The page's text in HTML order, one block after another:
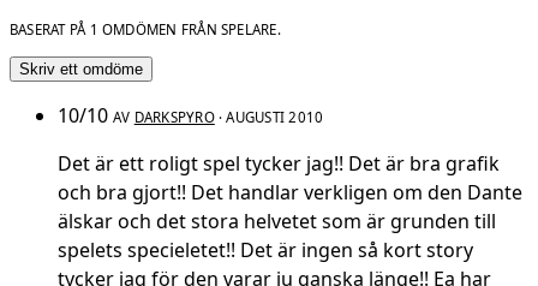
BASERAT PÅ 1 OMDÖMEN FRÅN SPELARE.
Skriv ett omdöme
10/10 AV DARKSPYRO· AUGUSTI 2010
Det är ett roligt spel tycker jag!! Det är bra grafik
och bra gjort!! Det handlar verkligen om den Dante
älskar och det stora helvetet som är grunden till
spelets specieletet!! Det är ingen så kort story
tycker jag för den varar ju ganska länge!! Ea har